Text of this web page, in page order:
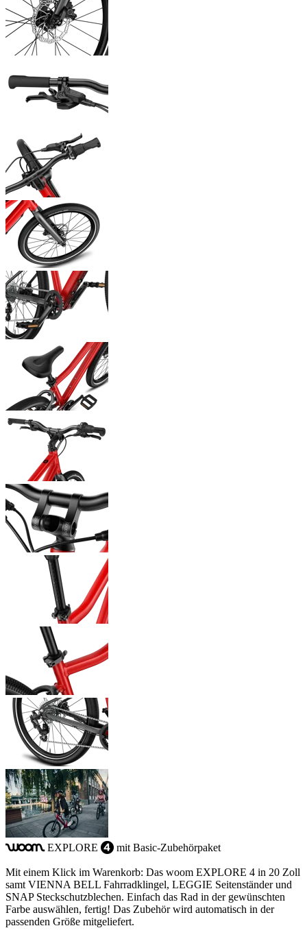
woom EXPLORE 4 mit Basic-Zubehörpaket
Mit einem Klick im Warenkorb: Das woom EXPLORE 4 in 20 Zoll
samt VIENNA BELL Fahrradklingel, LEGGIE Seitenständer und
SNAP Steckschutzblechen. Einfach das Rad in der gewünschten
Farbe auswählen, fertig! Das Zubehör wird automatisch in der
passenden Größe mitgeliefert.